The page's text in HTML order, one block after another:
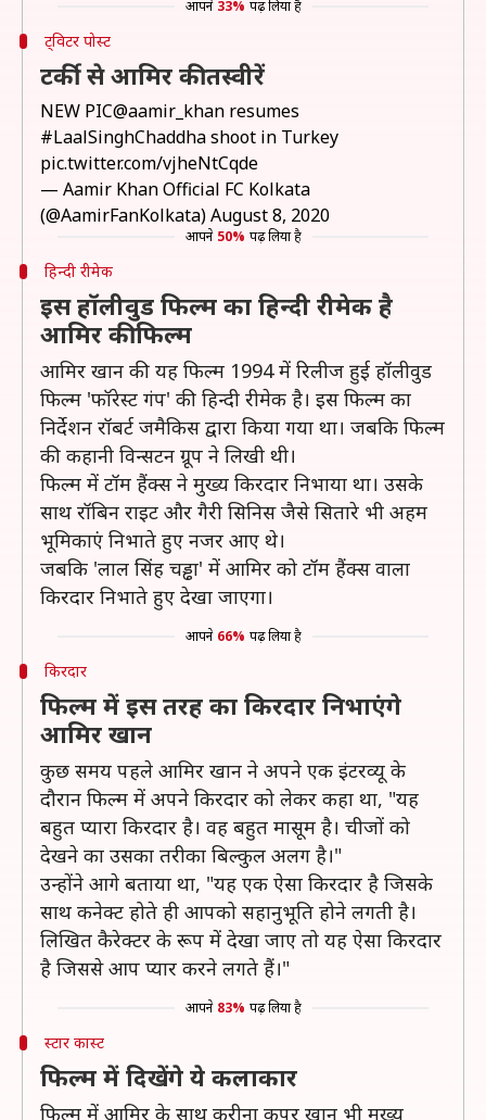
आपने 33% पढ़ लिया है
ट्विटर पोस्ट
टर्की से आमिर की तस्वीरें
NEW PIC@aamir_khan resumes
#LaalSinghChaddhashoot in Turkey
pic.twitter.com/vjheNtCqde
— Aamir Khan Official FC Kolkata
(@AamirFanKolkata)August 8, 2020
आपने 50% पढ़ लिया है
हिन्दी रीमेक
इस हॉलीवुड फिल्म का हिन्दी रीमेक है
आमिर की फिल्म
आमिर खान की यह फिल्म 1994 में रिलीज हुई हॉलीवुड
फिल्म 'फॉरेस्ट गंप' की हिन्दी रीमेक है। इस फिल्म का
निर्देशन रॉबर्ट जमैकिस द्वारा किया गया था। जबकि फिल्म
की कहानी विन्सटन ग्रूप ने लिखी थी।
फिल्म में टॉम हैंक्स ने मुख्य किरदार निभाया था। उसके
साथ रॉबिन राइट और गैरी सिनिस जैसे सितारे भी अहम
भूमिकाएं निभाते हुए नजर आए थे।
जबकि 'लाल सिंह चड्ढा' में आमिर को टॉम हैंक्स वाला
किरदार निभाते हुए देखा जाएगा।
आपने 66% पढ़ लिया है
किरदार
फिल्म में इस तरह का किरदार निभाएंगे
आमिर खान
कुछ समय पहले आमिर खान ने अपने एक इंटरव्यू के
दौरान फिल्म में अपने किरदार को लेकर कहा था, "यह
बहुत प्यारा किरदार है। वह बहुत मासूम है। चीजों को
देखने का उसका तरीका बिल्कुल अलग है।"
उन्होंने आगे बताया था, "यह एक ऐसा किरदार है जिसके
साथ कनेक्ट होते ही आपको सहानुभूति होने लगती है।
लिखित कैरेक्टर के रूप में देखा जाए तो यह ऐसा किरदार
है जिससे आप प्यार करने लगते हैं।"
आपने 83% पढ़ लिया है
स्टार कास्ट
फिल्म में दिखेंगे ये कलाकार
फिल्म में आमिर के साथ करीना कपूर खान भी मुख्य